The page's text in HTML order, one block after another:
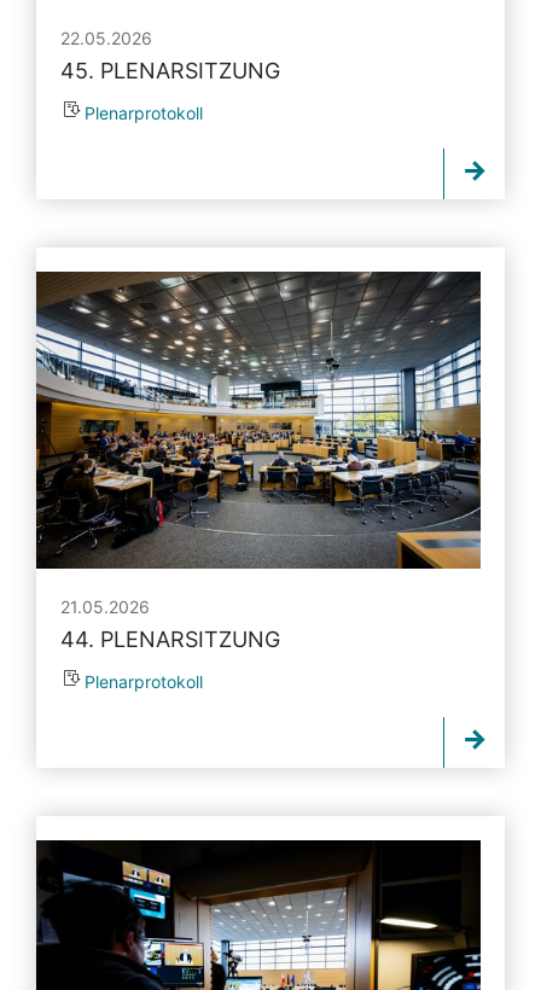
22.05.2026
45. PLENARSITZUNG
Plenarprotokoll
21.05.2026
44. PLENARSITZUNG
Plenarprotokoll